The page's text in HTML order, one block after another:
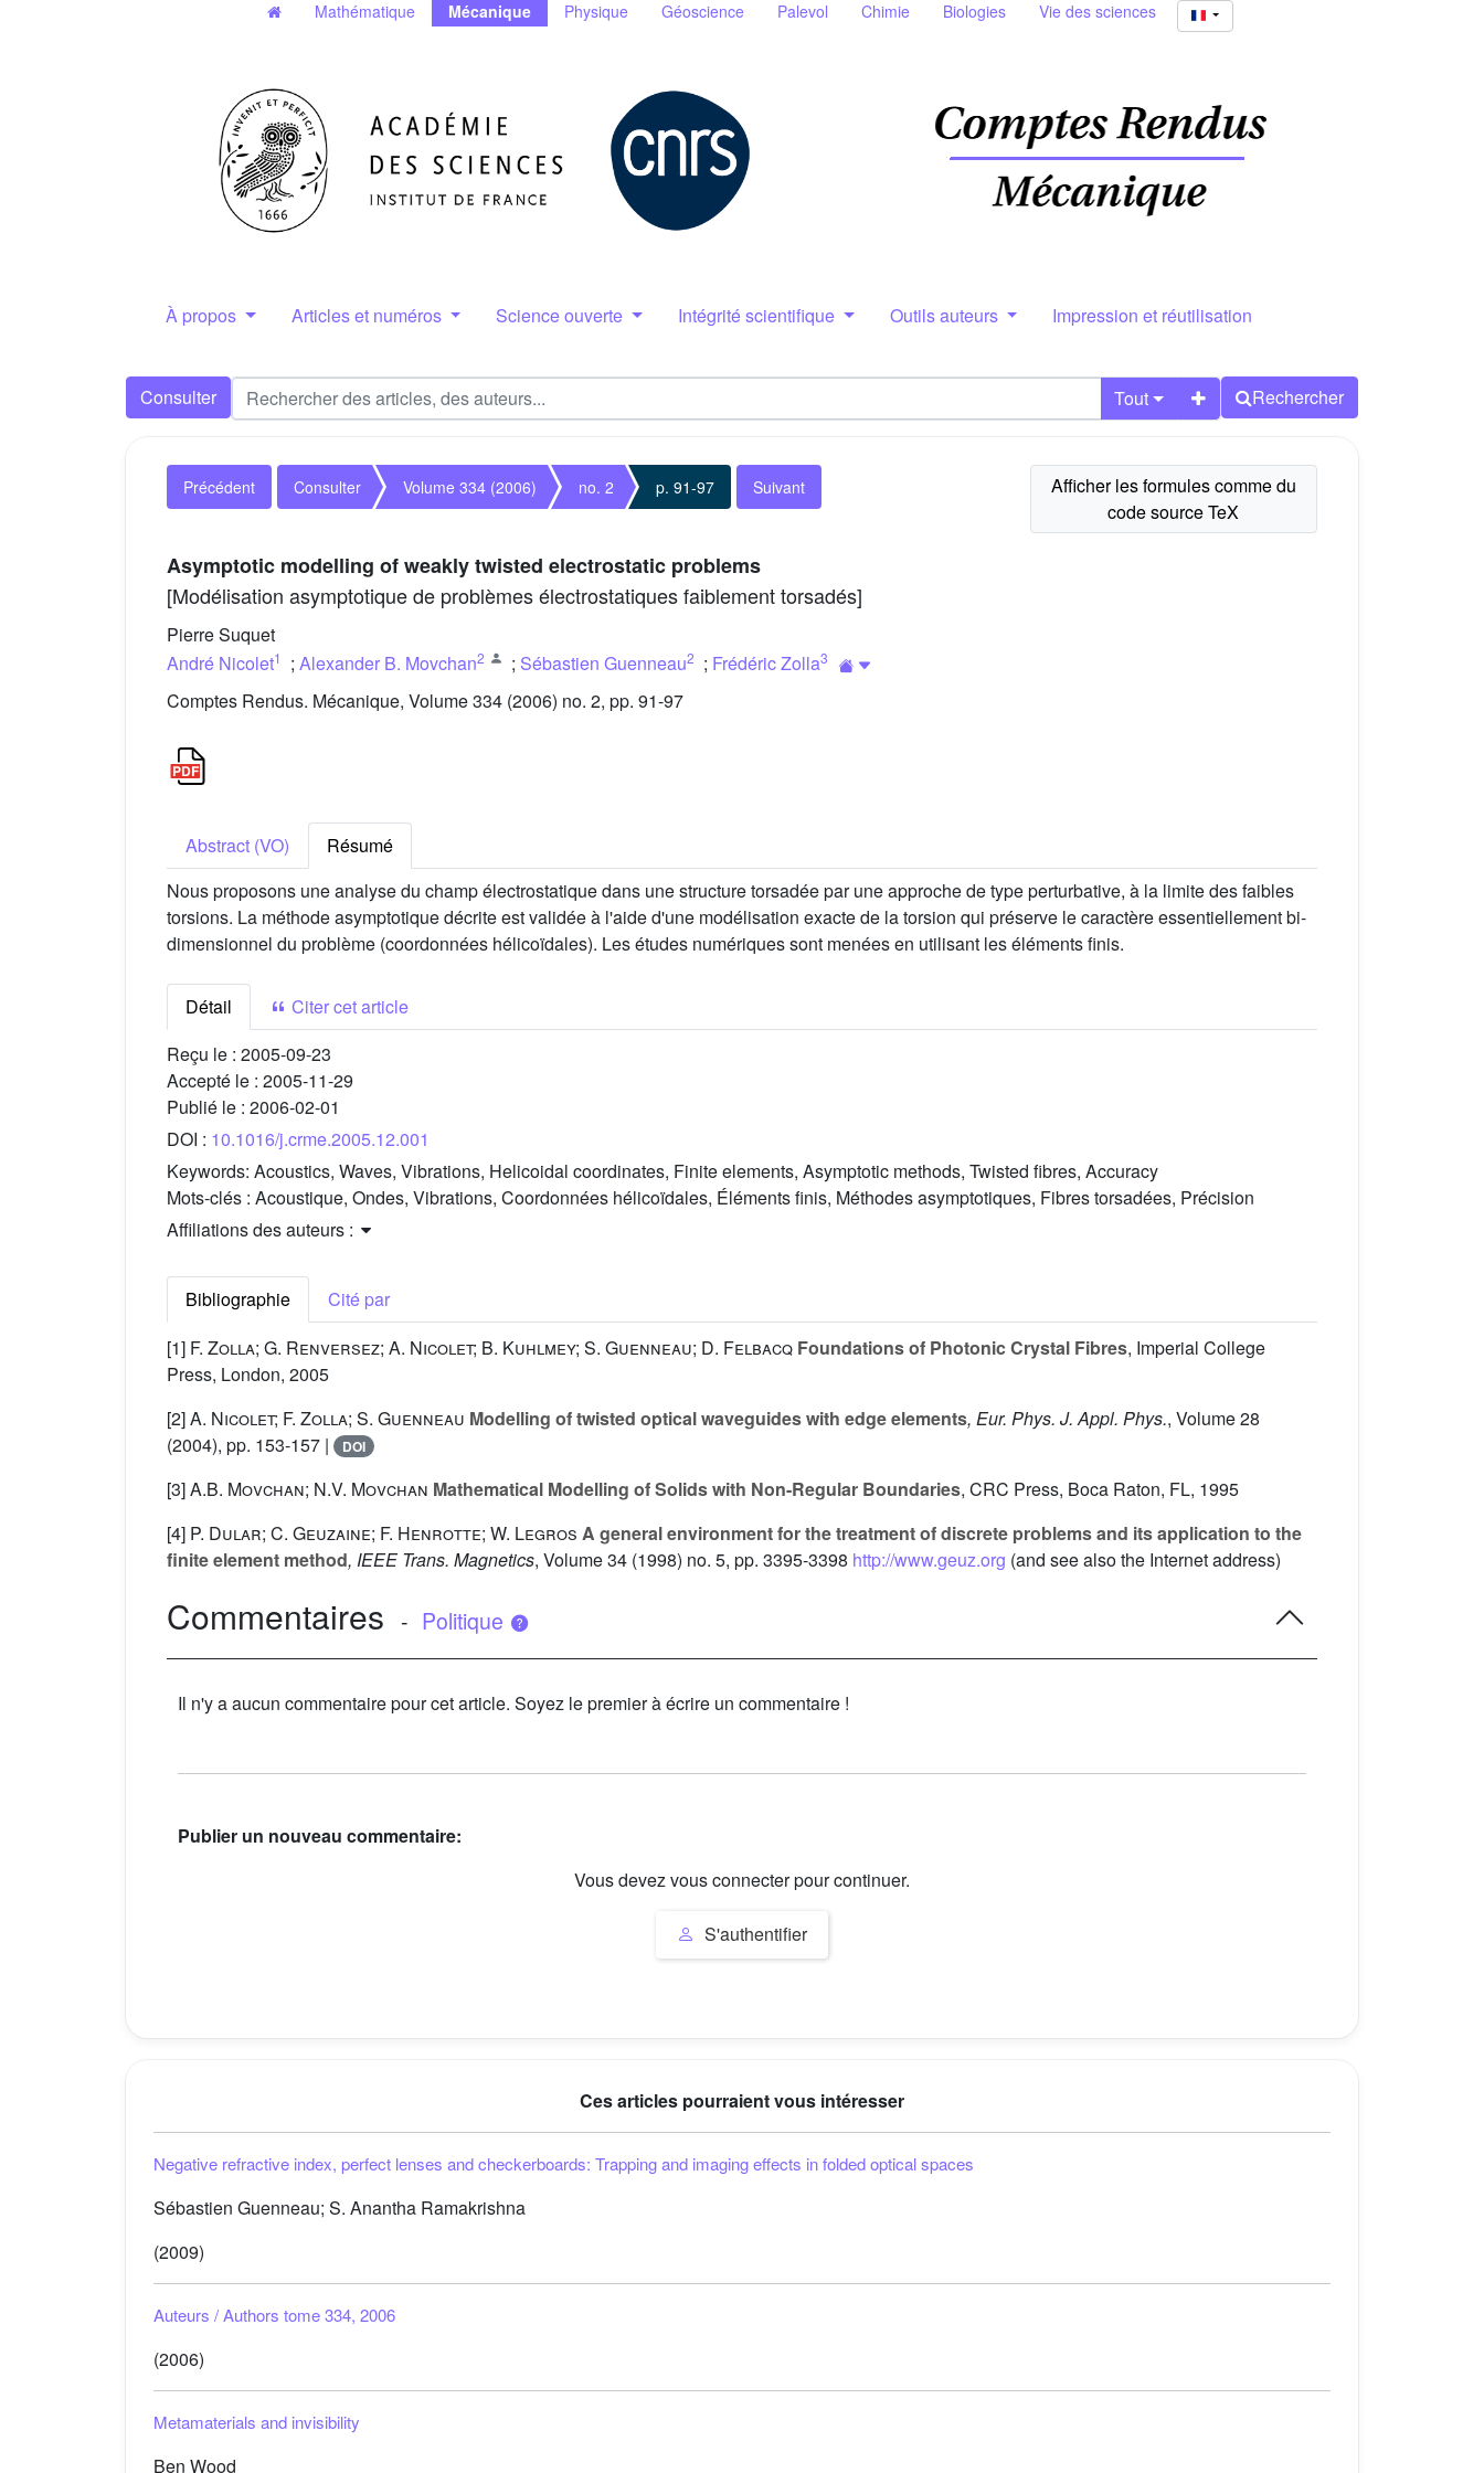
Mathématique Mécanique Physique Géoscience Palevol Chimie Biologies Vie des sciences
À propos Articles et numéros Science ouverte Intégrité scientifique Outils auteurs Impression et réutilisation
Consulter Tout Rechercher
Précédent Consulter Volume 334 (2006) no. 2 p. 91-97 Suivant
Asymptotic modelling of weakly twisted electrostatic problems
[Modélisation asymptotique de problèmes électrostatiques faiblement torsadés]
Pierre Suquet
André Nicolet1 ; Alexander B. Movchan2 ; Sébastien Guenneau2 ; Frédéric Zolla3
Comptes Rendus. Mécanique, Volume 334 (2006) no. 2, pp. 91-97
Abstract (VO)
Résumé
Nous proposons une analyse du champ électrostatique dans une structure torsadée par une approche de type perturbative, à la limite des faibles
torsions. La méthode asymptotique décrite est validée à l'aide d'une modélisation exacte de la torsion qui préserve le caractère essentiellement bi-
dimensionnel du problème (coordonnées hélicoïdales). Les études numériques sont menées en utilisant les éléments finis.
Détail
Citer cet article
Reçu le : 2005-09-23
Accepté le : 2005-11-29
Publié le : 2006-02-01
DOI : 10.1016/j.crme.2005.12.001
Keywords: Acoustics, Waves, Vibrations, Helicoidal coordinates, Finite elements, Asymptotic methods, Twisted fibres, Accuracy
Mots-clés : Acoustique, Ondes, Vibrations, Coordonnées hélicoïdales, Éléments finis, Méthodes asymptotiques, Fibres torsadées, Précision
Affiliations des auteurs :
Bibliographie
Cité par
[1] F. Zolla; G. Renversez; A. Nicolet; B. Kuhlmey; S. Guenneau; D. Felbacq Foundations of Photonic Crystal Fibres, Imperial College
Press, London, 2005
[2]A. Nicolet; F. Zolla; S. Guenneau Modelling of twisted optical waveguides with edge elements, Eur. Phys. J. Appl. Phys., Volume 28
(2004), pp. 153-157 |
DOI
[3]A.B. Movchan; N.V. Movchan Mathematical Modelling of Solids with Non-Regular Boundaries, CRC Press, Boca Raton, FL, 1995
[4] P. Dular; C. Geuzaine; F. Henrotte; W. Legros A general environment for the treatment of discrete problems and its application to the
finite element method, IEEE Trans. Magnetics, Volume 34 (1998) no. 5, pp. 3395-3398 http://www.geuz.org (and see also the Internet address)
Commentaires - Politique
Il n'y a aucun commentaire pour cet article. Soyez le premier à écrire un commentaire !
Publier un nouveau commentaire:
Vous devez vous connecter pour continuer.
S'authentifier
Ces articles pourraient vous intéresser
Negative refractive index, perfect lenses and checkerboards: Trapping and imaging effects in folded optical spaces
Sébastien Guenneau; S. Anantha Ramakrishna
(2009)
Auteurs / Authors tome 334, 2006
(2006)
Metamaterials and invisibility
Ben Wood